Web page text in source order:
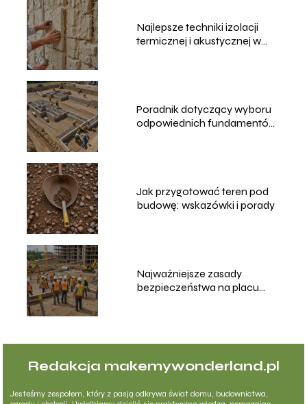
Najlepsze techniki izolacji
termicznej i akustycznej w
Poradnik dotyczący wyboru
odpowiednich fundamentów
Jak przygotować teren pod
budowę: wskazówki i porady
Najważniejsze zasady
bezpieczeństwa na placu
Redakcja makemywonderland.pl
Jesteśmy zespołem, który z pasją odkrywa świat domu, budownictwa,